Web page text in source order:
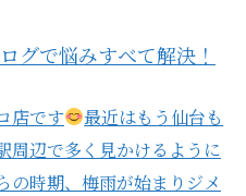
グで悩みすべて解決！
店です
最近はもう仙台も
周辺で多く見かけるように
の時期、梅雨が始まりジメ